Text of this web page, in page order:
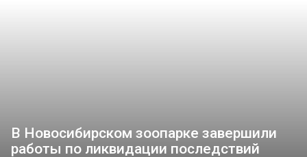
В Новосибирском зоопарке завершили
работы по ликвидации последствий